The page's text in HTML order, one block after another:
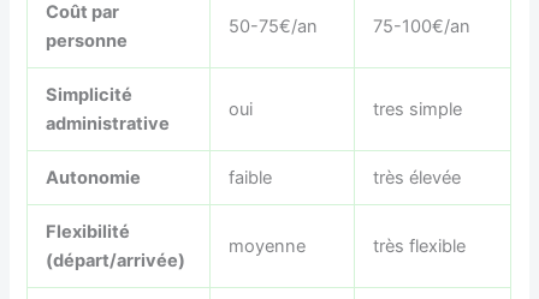
Coût par
personne
50-75€/an 75-100€/an
Simplicité
administrative
oui tres simple
Autonomie faible très élevée
Flexibilité
(départ/arrivée)
moyenne très flexible